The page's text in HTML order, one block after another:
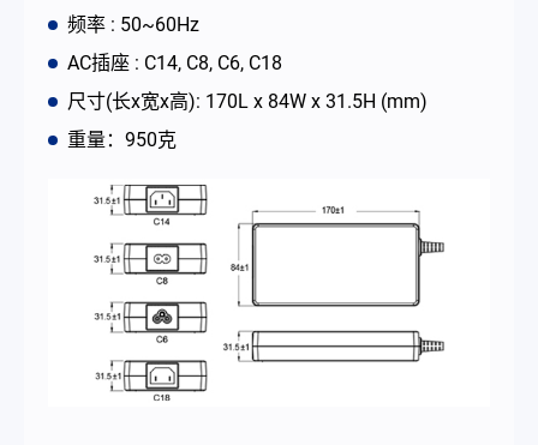
频率 : 50~60Hz
AC插座 : C14, C8, C6, C18
尺寸(长x宽x高): 170L x 84W x 31.5H (mm)
重量：950克